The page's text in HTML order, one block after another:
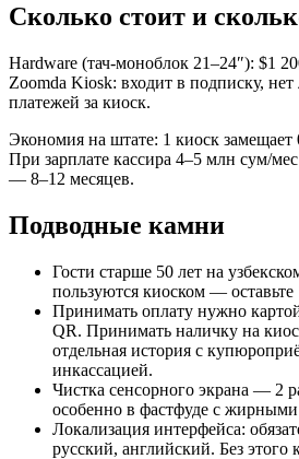
Сколько стоит и
Hardware (тач-моноблок 21–24″): $1
Zoomda Kiosk: входит в подписку,
платежей за киоск.
Экономия на штате: 1 киоск замещает
При зарплате кассира 4–5 млн сум/
— 8–12 месяцев.
Подводные камни
Гости старше 50 лет на
пользуются киоском — оставьте
Принимать оплату нужно
QR. Принимать наличку на
отдельная история с
инкассацией.
Чистка сенсорного экрана — 2
особенно в фастфуде с
Локализация интерфейса:
русский, английский. Без этого